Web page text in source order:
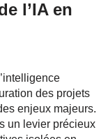
l’IA en
des projets
enjeux majeurs.
un levier précieux